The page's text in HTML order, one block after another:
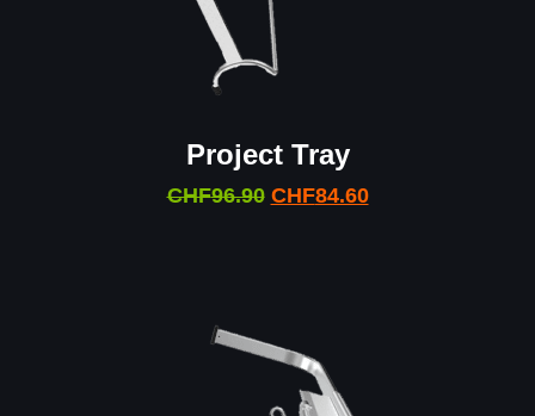
Project Tray
CHF96.90 CHF84.60